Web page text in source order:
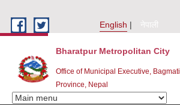
English
नेपाली
Bharatpur Metropolitan City
Office of Municipal Executive, Bagmati
Province, Nepal